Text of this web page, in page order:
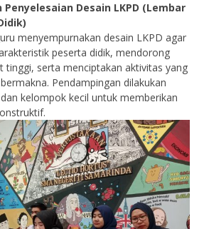
Desain LKPD (Lembar
menyempurnakan desain LKPD agar
peserta didik, mendorong
tinggi, serta menciptakan aktivitas yang
Pendampingan dilakukan
kelompok kecil untuk memberikan